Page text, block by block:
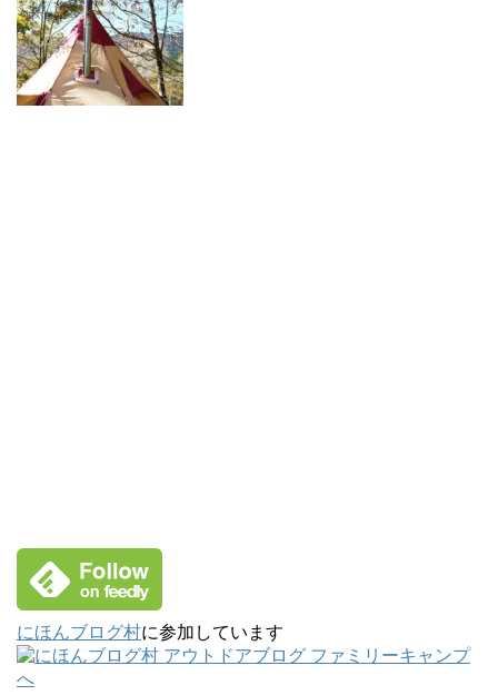
にほんブログ村に参加しています